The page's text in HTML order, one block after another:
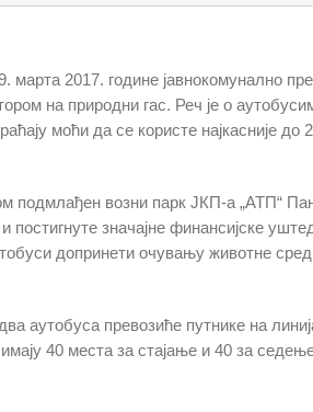
2017. године јавнокомунално
на природни гас. Реч је о
моћи да се користе најкасније до
подмлађен возни парк ЈКП-а „АТП“
постигнуте значајне финансијске
допринети очувању животне
аутобуса превозиће путнике на
40 места за стајање и 40 за